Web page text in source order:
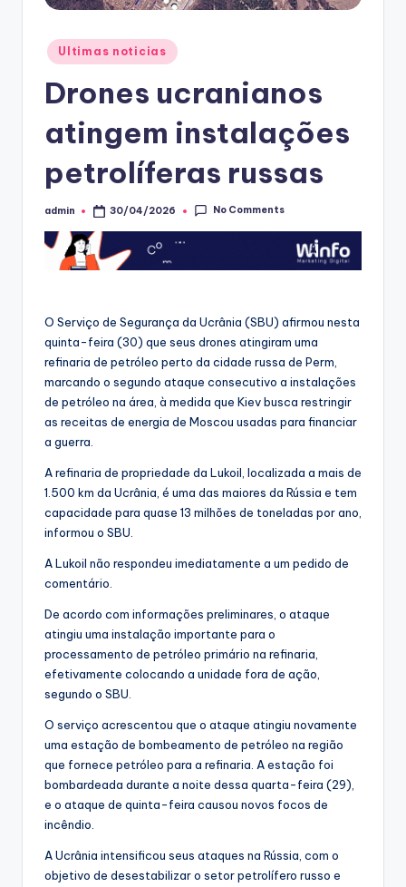
Posted
in
Ultimas noticias
Drones ucranianos
atingem instalações
petrolíferas russas
Posted
admin 30/04/2026 No Comments
O Serviço de Segurança da Ucrânia (SBU) afirmou nesta
quinta-feira (30) que seus drones atingiram uma
refinaria de petróleo perto da cidade russa de Perm,
marcando o segundo ataque consecutivo a instalações
de petróleo na área, à medida que Kiev busca restringir
as receitas de energia de Moscou usadas para financiar
a guerra.
A refinaria de propriedade da Lukoil, localizada a mais de
1.500 km da Ucrânia, é uma das maiores da Rússia e tem
capacidade para quase 13 milhões de toneladas por ano,
informou o SBU.
A Lukoil não respondeu imediatamente a um pedido de
comentário.
De acordo com informações preliminares, o ataque
atingiu uma instalação importante para o
processamento de petróleo primário na refinaria,
efetivamente colocando a unidade fora de ação,
segundo o SBU.
O serviço acrescentou que o ataque atingiu novamente
uma estação de bombeamento de petróleo na região
que fornece petróleo para a refinaria. A estação foi
bombardeada durante a noite dessa quarta-feira (29),
e o ataque de quinta-feira causou novos focos de
incêndio.
A Ucrânia intensificou seus ataques na Rússia, com o
objetivo de desestabilizar o setor petrolífero russo e